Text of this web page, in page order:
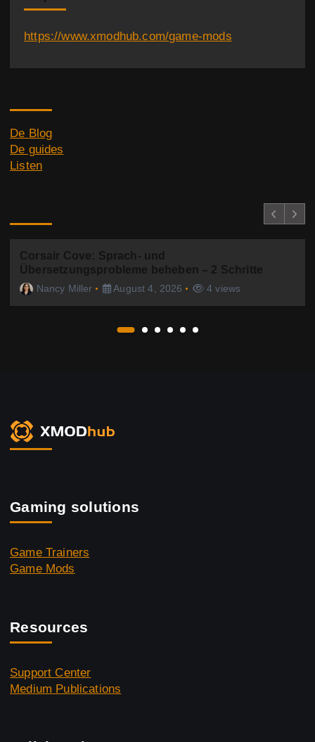
g
https://www.xmodhub.com/game-mods
De Blog
De guides
Listen
Corsair Cove: Sprach- und
Übersetzungsprobleme beheben – 2 Schritte
Nancy Miller August 4, 2026 4 views
Gaming solutions
Game Trainers
Game Mods
Resources
Support Center
Medium Publications